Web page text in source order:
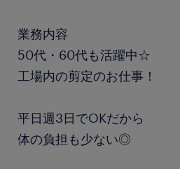
業務内容
50代・60代も活躍中☆
工場内の剪定のお仕事！
平日週3日でOKだから
体の負担も少ない◎